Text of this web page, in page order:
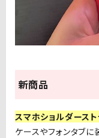
新商品
スマホショルダース
ケースやフォンタブに